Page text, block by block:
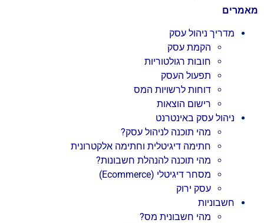
מאמרים
מדריך ניהול עסק
הקמת עסק
חובות רגולטוריות
תפעול העסק
דוחות לרשויות המס
רישום הוצאות
ניהול עסק באינטרנט
מהי תוכנה לניהול עסק?
חתימה דיגיטלית וחתימה אלקטרונית
מהי תוכנה להנהלת חשבונות?
מסחר דיגיטלי (Ecommerce)
עסק ירוק
חשבוניות
מהי חשבונית מס?